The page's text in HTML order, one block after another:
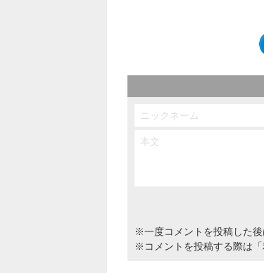
※一度コメントを投稿した
※コメントを投稿する際は